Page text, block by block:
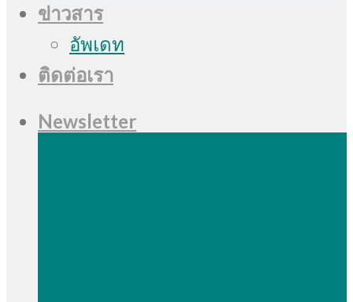
ข่าวสาร
อัพเดท
ติดต่อเรา
Newsletter